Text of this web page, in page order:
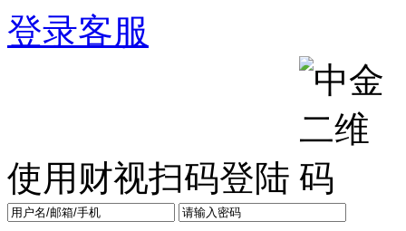
登录客服
使用财视扫码登陆